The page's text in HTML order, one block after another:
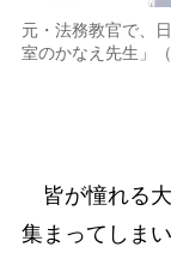
元・法務教官で、
室のかなえ先生」
皆が憧れる
集まってしま